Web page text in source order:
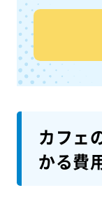
カフェ
かる費